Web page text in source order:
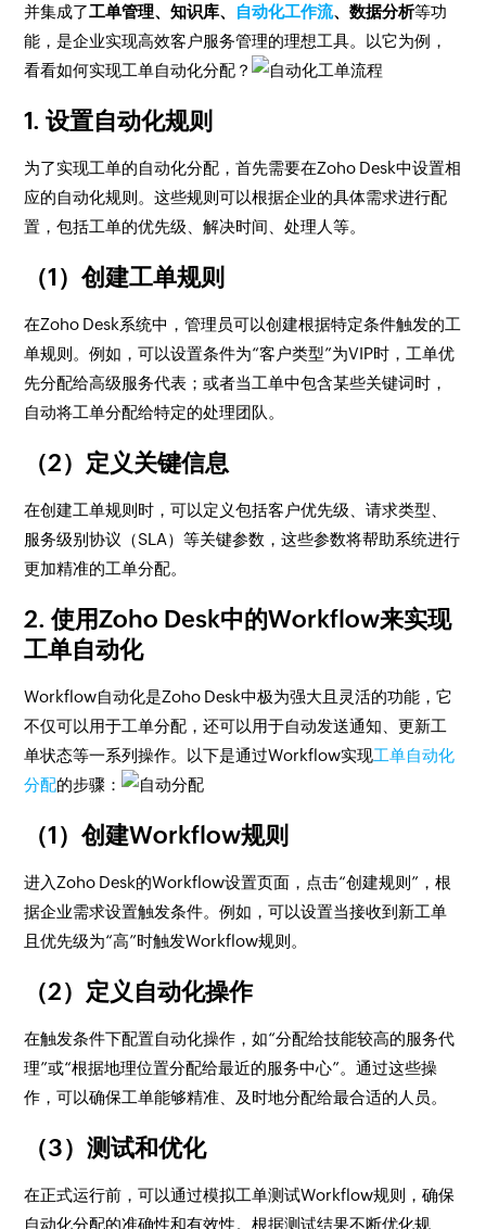
并集成了工单管理、知识库、 自动化工作流、数据分析等功
能，是企业实现高效客户服务管理的理想工具。以它为例，
看看如何实现工单自动化分配？
1. 设置自动化规则
为了实现工单的自动化分配，首先需要在Zoho Desk中设置相
应的自动化规则。这些规则可以根据企业的具体需求进行配
置，包括工单的优先级、解决时间、处理人等。
（1）创建工单规则
在Zoho Desk系统中，管理员可以创建根据特定条件触发的工
单规则。例如，可以设置条件为“客户类型”为VIP时，工单优
先分配给高级服务代表；或者当工单中包含某些关键词时，
自动将工单分配给特定的处理团队。
（2）定义关键信息
在创建工单规则时，可以定义包括客户优先级、请求类型、
服务级别协议（SLA）等关键参数，这些参数将帮助系统进行
更加精准的工单分配。
2. 使用Zoho Desk中的Workflow来实现
工单自动化
Workflow自动化是Zoho Desk中极为强大且灵活的功能，它
不仅可以用于工单分配，还可以用于自动发送通知、更新工
单状态等一系列操作。以下是通过Workflow实现工单自动化
分配的步骤：
（1）创建Workflow规则
进入Zoho Desk的Workflow设置页面，点击“创建规则”，根
据企业需求设置触发条件。例如，可以设置当接收到新工单
且优先级为“高”时触发Workflow规则。
（2）定义自动化操作
在触发条件下配置自动化操作，如“分配给技能较高的服务代
理”或“根据地理位置分配给最近的服务中心”。通过这些操
作，可以确保工单能够精准、及时地分配给最合适的人员。
（3）测试和优化
在正式运行前，可以通过模拟工单测试Workflow规则，确保
自动化分配的准确性和有效性。根据测试结果不断优化规